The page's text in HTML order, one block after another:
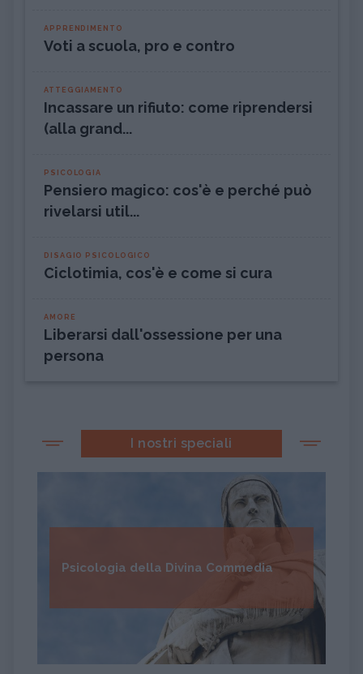
APPRENDIMENTO
Voti a scuola, pro e contro
ATTEGGIAMENTO
Incassare un rifiuto: come riprendersi
(alla grand...
PSICOLOGIA
Pensiero magico: cos'è e perché può
rivelarsi util...
DISAGIO PSICOLOGICO
Ciclotimia, cos'è e come si cura
AMORE
Liberarsi dall'ossessione per una
persona
I nostri speciali
Psicologia della Divina Commedia